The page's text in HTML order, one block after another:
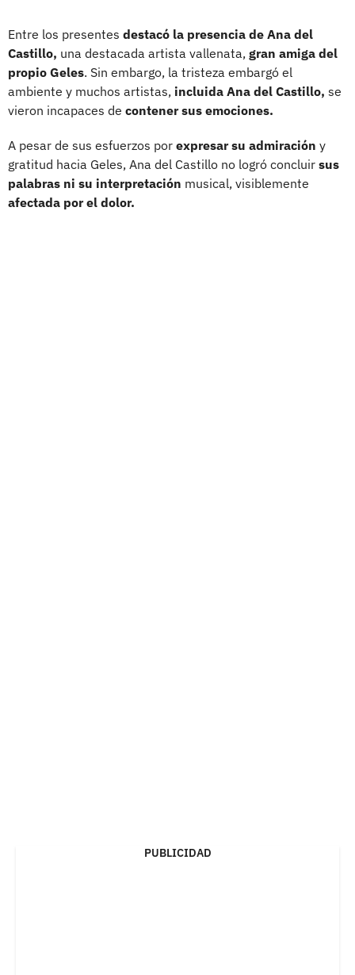
Entre los presentes destacó la presencia de Ana del
Castillo, una destacada artista vallenata, gran amiga del
propio Geles. Sin embargo, la tristeza embargó el
ambiente y muchos artistas, incluida Ana del Castillo, se
vieron incapaces de contener sus emociones.
A pesar de sus esfuerzos por expresar su admiración y
gratitud hacia Geles, Ana del Castillo no logró concluir sus
palabras ni su interpretación musical, visiblemente
afectada por el dolor.
PUBLICIDAD